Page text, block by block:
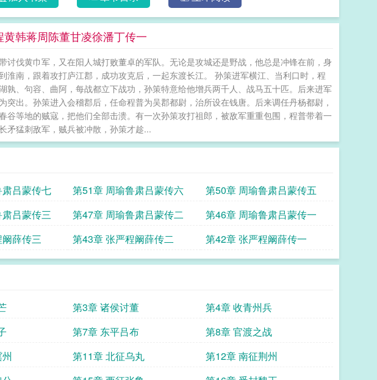
黄韩蒋周陈董甘凌徐潘丁传一
讨伐黄巾军，又在阳人城打败董卓的军队。无论是攻城还是野战，他总是冲锋在前，身
淮南，跟着攻打庐江郡，成功攻克后，一起东渡长江。 孙策进军横江、当利口时，程
孰、句容、曲阿，每战都立下战功，孙策特意给他增兵两千人、战马五十匹。后来进军
出。孙策进入会稽郡后，任命程普为吴郡都尉，治所设在钱唐。后来调任丹杨都尉，
谷等地的贼寇，把他们全部击溃。有一次孙策攻打祖郎，被敌军重重包围，程普带着一
矛猛刺敌军，贼兵被冲散，孙策才趁...
吕蒙传七 第51章 周瑜鲁肃吕蒙传六
第50章 周瑜鲁肃吕蒙传五
吕蒙传三 第47章 周瑜鲁肃吕蒙传二
第46章 周瑜鲁肃吕蒙传一
薛传三 第43章 张严程阚薛传二 第42章 张严程阚薛传一
第3章 诸侯讨董
第4章 收青州兵
第7章 东平吕布
第8章 官渡之战
第11章 北征乌丸
第12章 南征荆州